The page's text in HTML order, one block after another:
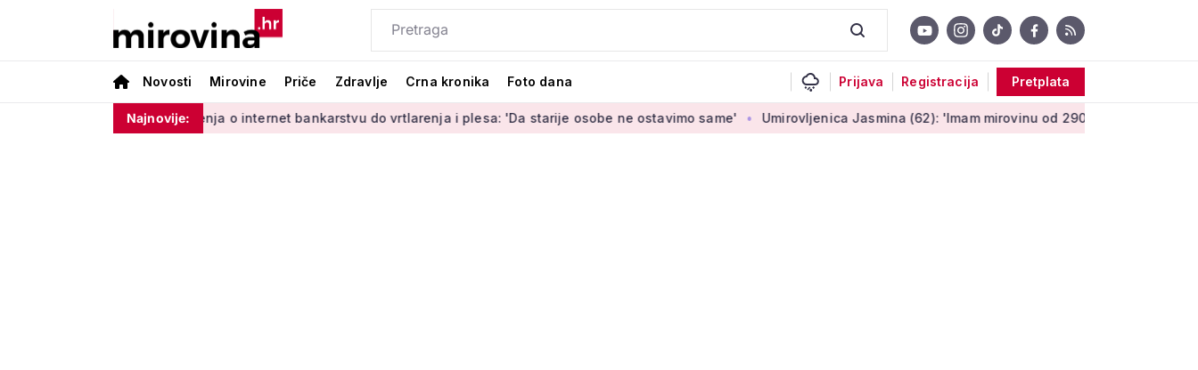
Novosti Mirovine Priče Zdravlje Crna kronika Foto dana Prijava Registracija Pretplata
Najnovije:
Od učenja o internet bankarstvu do vrtlarenja i plesa: 'Da starije osobe ne ostavimo same' Umirovljenica Jasmina (62): 'Imam mirovinu od 290 eura, a dobijem i socijalnu